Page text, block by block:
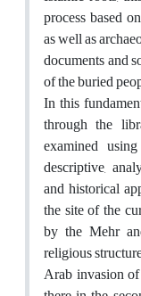
process based
as well as
documents and
of the buried
In this
through the
examined
descriptive,
and historical
the site of the
by the Mehr
religious
Arab invasion